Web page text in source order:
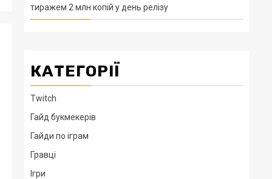
тиражем 2 млн копій у день релізу
КАТЕГОРІЇ
Twitch
Гайд букмекерів
Гайди по іграм
Гравці
Ігри